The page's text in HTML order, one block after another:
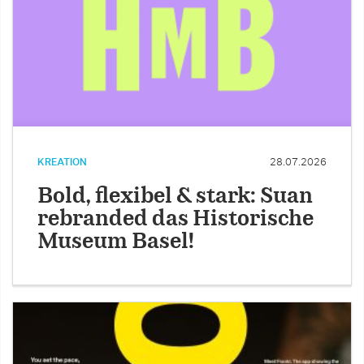
KREATION 28.07.2026
Bold, flexibel & stark: Suan
rebranded das Historische
Museum Basel!